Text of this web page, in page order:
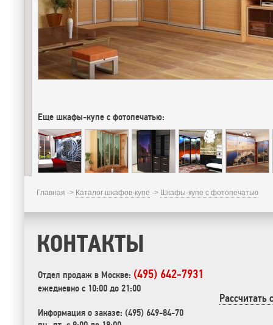
Еще шкафы-купе с фотопечатью:
Главная -> Каталог шкафов-купе -> Шкафы-купе с фотопечатью
КОНТАКТЫ
Отдел продаж в Москве: (495) 642-7931
ежедневно с 10:00 до 21:00
Информация о заказе: (495) 649-84-70